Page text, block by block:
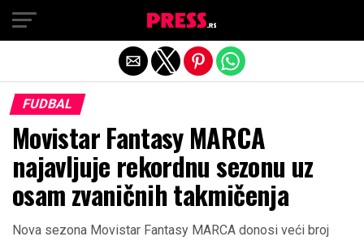
FUDBAL
Movistar Fantasy MARCA
najavljuje rekordnu sezonu uz
osam zvaničnih takmičenja
Nova sezona Movistar Fantasy MARCA donosi veći broj
Exit mobile version